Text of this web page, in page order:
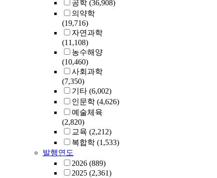
공학 (36,908)
의약학
(19,716)
자연과학
(11,108)
농수해양
(10,460)
사회과학
(7,350)
기타 (6,002)
인문학 (4,626)
예술체육
(2,820)
교육 (2,212)
복합학 (1,533)
발행연도
2026 (889)
2025 (2,361)